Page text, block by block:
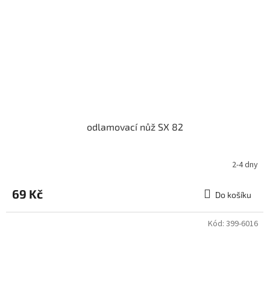
odlamovací nůž SX 82
2-4 dny
69 Kč Do košíku
Kód: 399-6016